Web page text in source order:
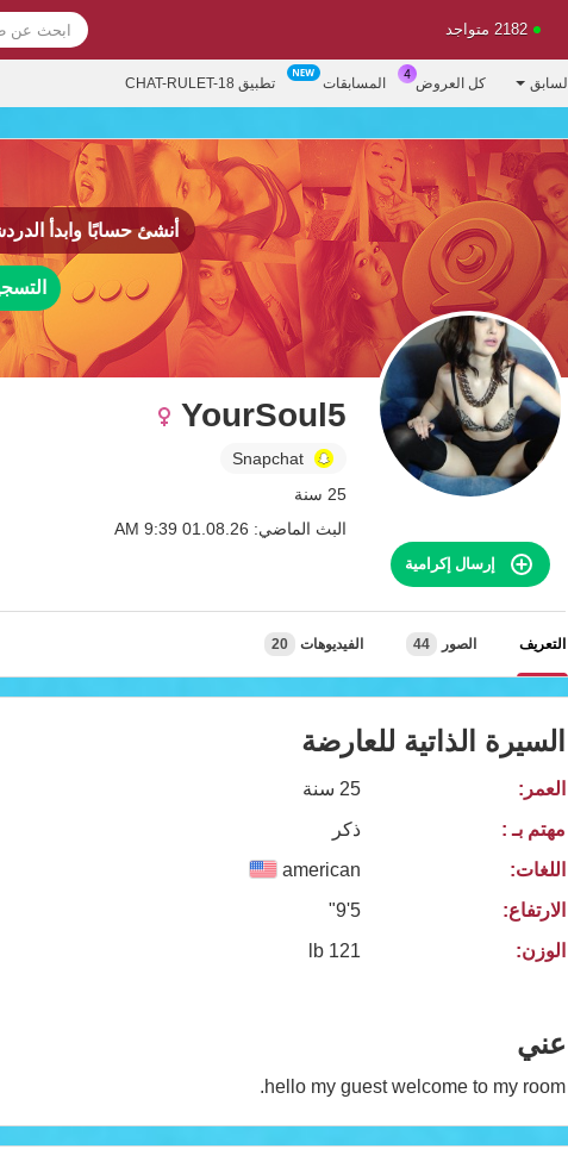
2182 متواجد
السابق كل العروض المسابقات تطبيق CHAT-RULET-18
أنشئ حسابًا وابدأ
YourSoul5
Snapchat
25 سنة
البث الماضي: 01.08.26 9:39 AM
إرسال إكرامية
التعريف الصور 44 الفيديوهات 20
السيرة الذاتية للعارضة
العمر:
25 سنة
مهتم بـ :
ذكر
اللغات:
american
الارتفاع:
5'9"
الوزن:
121 lb
عني
hello my guest welcome to my room.